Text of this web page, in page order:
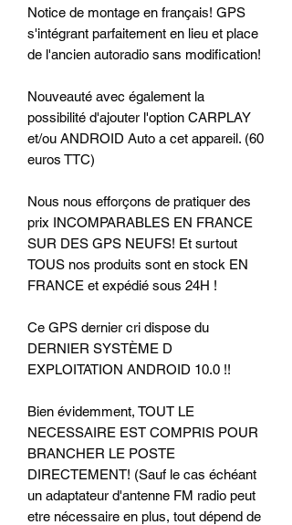
Notice de montage en français! GPS
s'intégrant parfaitement en lieu et place
de l'ancien autoradio sans modification!
Nouveauté avec également la
possibilité d'ajouter l'option CARPLAY
et/ou ANDROID Auto a cet appareil. (60
euros TTC)
Nous nous efforçons de pratiquer des
prix INCOMPARABLES EN FRANCE
SUR DES GPS NEUFS! Et surtout
TOUS nos produits sont en stock EN
FRANCE et expédié sous 24H !
Ce GPS dernier cri dispose du
DERNIER SYSTÈME D
EXPLOITATION ANDROID 10.0 !!
Bien évidemment, TOUT LE
NECESSAIRE EST COMPRIS POUR
BRANCHER LE POSTE
DIRECTEMENT! (Sauf le cas échéant
un adaptateur d'antenne FM radio peut
etre nécessaire en plus, tout dépend de